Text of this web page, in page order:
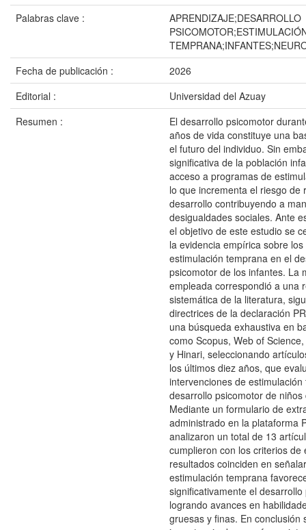
Palabras clave :
APRENDIZAJE;DESARROLLO
Fecha de publicación :
2026
Editorial :
Universidad del Azuay
Resumen :
El desarrollo psicomotor
años de vida constituye una
el futuro del individuo. Sin
significativa de la población
acceso a programas de
lo que incrementa el riesgo de
desarrollo contribuyendo a
desigualdades sociales. Ante
el objetivo de este estudio se
la evidencia empírica sobre
estimulación temprana en el
psicomotor de los infantes. La
empleada correspondió a una
sistemática de la literatura,
directrices de la declaración
una búsqueda exhaustiva en
como Scopus, Web of
y Hinari, seleccionando
los últimos diez años, que
intervenciones de
desarrollo psicomotor de
Mediante un formulario de
administrado en la plataforma
analizaron un total de 13
cumplieron con los criterios de
resultados coinciden en
estimulación temprana
significativamente el
logrando avances en
gruesas y finas. En conclusión